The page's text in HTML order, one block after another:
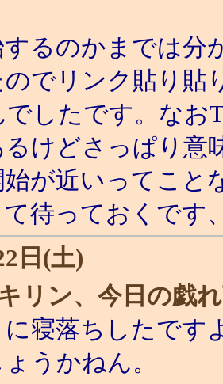
るのかまでは分
でリンク貼り貼
したです。なお
るけどさっぱり
が近いってこと
待っておくです
日(土)
リン、今日の戯
寝落ちしたです
うかねん。